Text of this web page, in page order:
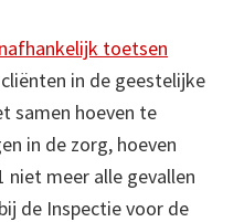
toetsen
in de geestelijke
samen hoeven te
in de zorg, hoeven
niet meer alle gevallen
de Inspectie voor de